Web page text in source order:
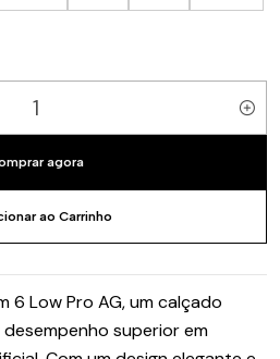
ao Carrinho
agora
6 Low Pro AG, um calçado
superior em